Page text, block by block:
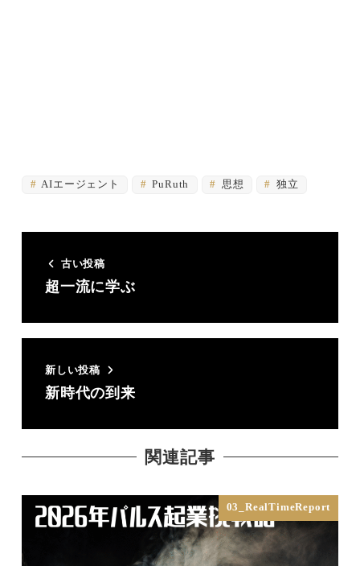
AIエージェント PuRuth 思想 独立
古い投稿
超一流に学ぶ
新しい投稿
新時代の到来
関連記事
03_RealTimeReport